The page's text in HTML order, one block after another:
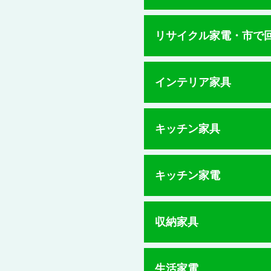
リサイクル家電・市で
インテリア家具
キッチン家具
キッチン家電
収納家具